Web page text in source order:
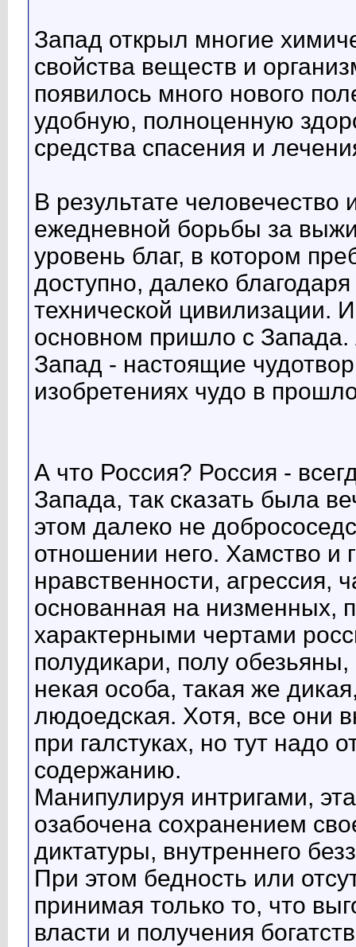
Запад открыл многие
свойства веществ и
появилось много нового
удобную, полноценную
средства спасения и
В результате человечество
ежедневной борьбы за
уровень благ, в котором
доступно, далеко
технической цивилизации.
основном пришло с
Запад - настоящие
изобретениях чудо в
А что Россия? Россия -
Запада, так сказать была
этом далеко не
отношении него. Хамство и
нравственности, агрессия,
основанная на низменных,
характерными чертами
полудикари, полу
некая особа, такая же
людоедская. Хотя, все они
при галстуках, но тут надо
содержанию.
Манипулируя интригами,
озабочена сохранением
диктатуры, внутреннего
При этом бедность или
принимая только то, что
власти и получения